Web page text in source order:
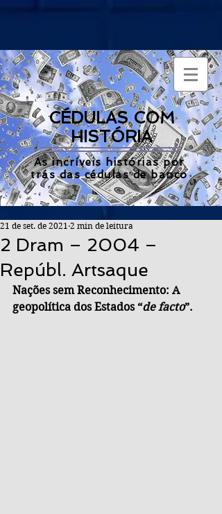
CÉDULAS COM
HISTÓRIA
As incríveis histórias por
trás das cédulas de banco
2 Dram – 2004 –
Repúbl. Artsaque
21 de set. de 2021 2 min de leitura
Nações sem Reconhecimento: A
geopolítica dos Estados “de facto”.